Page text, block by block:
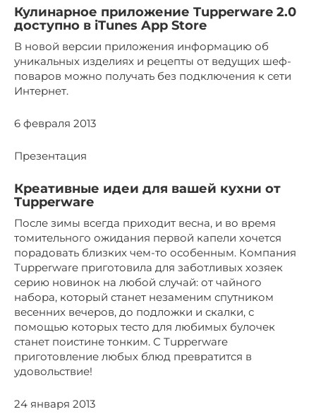
Кулинарное приложение Tupperware 2.0
доступно в iTunes App Store
В новой версии приложения информацию об
уникальных изделиях и рецепты от ведущих шеф-
поваров можно получать без подключения к сети
Интернет.
6 февраля 2013
Презентация
Креативные идеи для вашей кухни от
Tupperware
После зимы всегда приходит весна, и во время
томительного ожидания первой капели хочется
порадовать близких чем-то особенным. Компания
Tupperware приготовила для заботливых хозяек
серию новинок на любой случай: от чайного
набора, который станет незаменим спутником
весенних вечеров, до подложки и скалки, с
помощью которых тесто для любимых булочек
станет поистине тонким. С Tupperware
приготовление любых блюд превратится в
удовольствие!
24 января 2013